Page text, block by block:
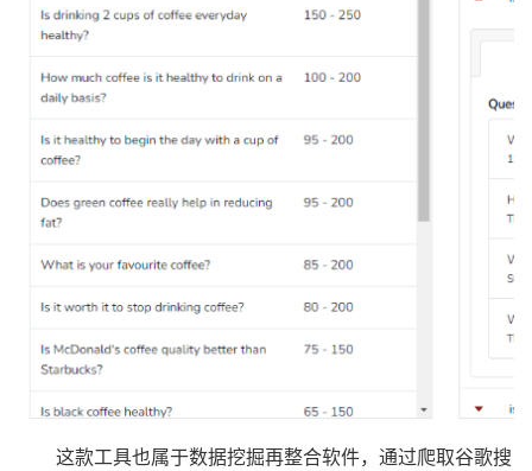
这款工具也属于数据挖掘再整合软件，通过爬取谷歌搜